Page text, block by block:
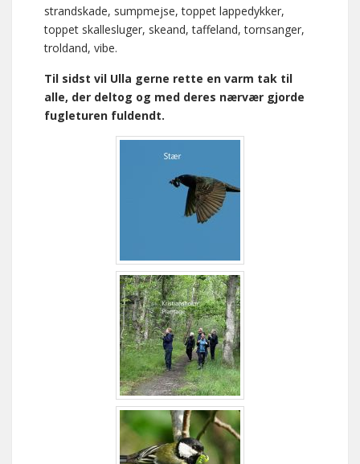
strandskade, sumpmejse, toppet lappedykker,
toppet skallesluger, skeand, taffeland, tornsanger,
troldand, vibe.
Til sidst vil Ulla gerne rette en varm tak til
alle, der deltog og med deres nærvær gjorde
fugleturen fuldendt.